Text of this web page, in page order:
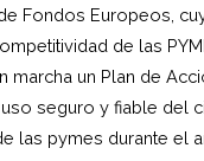
Fondos Europeos,
de las
marcha un Plan de
seguro y fiable del
las pymes durante el